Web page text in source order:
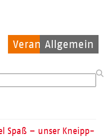
Pflege
Veranstaltungen
Allgemein
Spaß – unser Kneipp-